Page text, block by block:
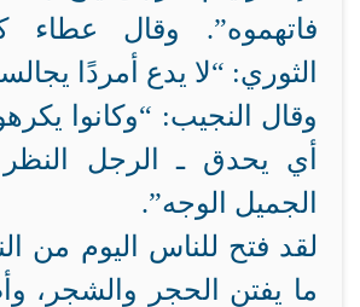
فاتهموه”. وقال عطاء
الثوري: “لا يدع أمردًا
وقال النجيب: “وكانوا
أي يحدق ـ الرجل النظر
الجميل الوجه”.
لقد فتح للناس اليوم من
ما يفتن الحجر والشجر،